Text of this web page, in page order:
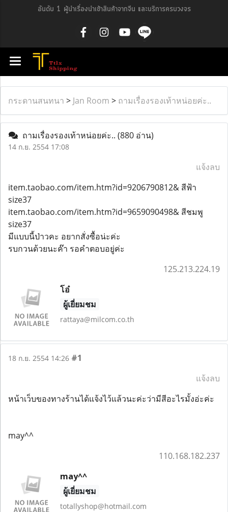
อันดับ 1 ผู้นำเรื่องนำเข้าสินค้าจากจีน และบริการครบวงจร
กระดานสนทนา > Jan Room > ถามเรื่องรองเท้าหน่อยค่ะ..
ถามเรื่องรองเท้าหน่อยค่ะ.. (880 อ่าน)
14 ก.ย. 2554 17:08
แจ้งลบ
item.taobao.com/item.htm?id=9206790812& สีฟ้า
size37
item.taobao.com/item.htm?id=9659090498& สีชมพู
size37
มีแบบนี้ป่าวคะ อยากสั่งซื้อน่ะค่ะ
รบกวนด้วยนะค๊า รอคำตอบอยู่ค่ะ
125.213.224.19
โอ๋
ผู้เยี่ยมชม
rattaya@milcom.co.th
18 ก.ย. 2554 14:26 #1
แจ้งลบ
หน้าเว็บของทางร้านได้แจ้งไว้แล้วนะค่ะว่ามีสีอะไรมั้งอ่ะค่ะ
may^^
110.168.182.237
may^^
ผู้เยี่ยมชม
totallyshop@hotmail.com